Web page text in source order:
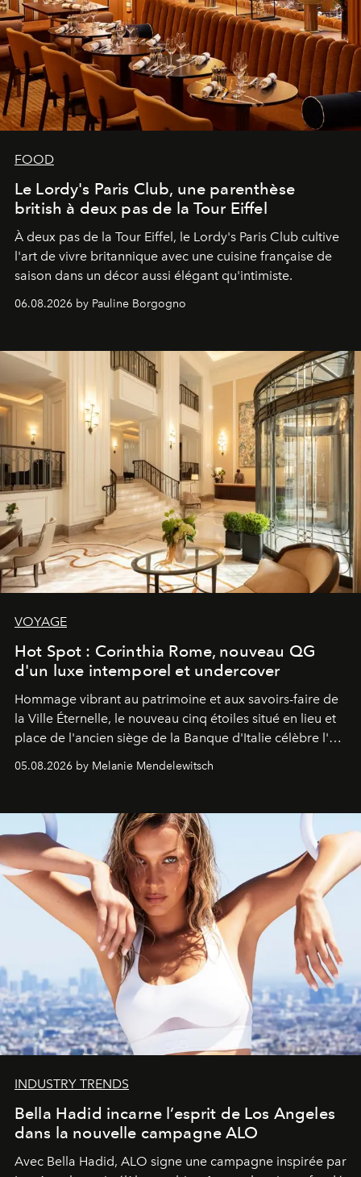
FOOD
Le Lordy's Paris Club, une parenthèse
british à deux pas de la Tour Eiffel
À deux pas de la Tour Eiffel, le Lordy's Paris Club cultive
l'art de vivre britannique avec une cuisine française de
saison dans un décor aussi élégant qu'intimiste.
06.08.2026 by Pauline Borgogno
VOYAGE
Hot Spot : Corinthia Rome, nouveau QG
d'un luxe intemporel et undercover
Hommage vibrant au patrimoine et aux savoirs-faire de
la Ville Éternelle, le nouveau cinq étoiles situé en lieu et
place de l'ancien siège de la Banque d'Italie célèbre l'art
de vivre Romain dans toute son élégance intemporelle.
05.08.2026 by Melanie Mendelewitsch
INDUSTRY TRENDS
Bella Hadid incarne l’esprit de Los Angeles
dans la nouvelle campagne ALO
Avec Bella Hadid, ALO signe une campagne inspirée par